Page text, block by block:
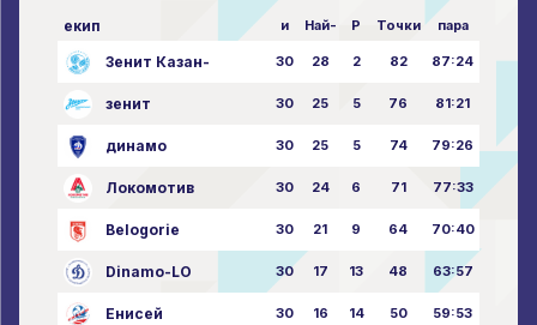
екип и Най- P Точки пара
Зенит Казан- 30 28 2 82 87:24
зенит 30 25 5 76 81:21
динамо 30 25 5 74 79:26
Локомотив 30 24 6 71 77:33
Belogorie 30 21 9 64 70:40
Dinamo-LO 30 17 13 48 63:57
Енисей 30 16 14 50 59:53